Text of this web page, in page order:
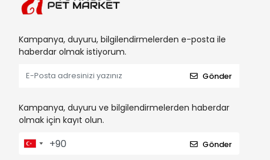
Kampanya, duyuru, bilgilendirmelerden e-posta ile
haberdar olmak istiyorum.
Gönder
Kampanya, duyuru ve bilgilendirmelerden haberdar
olmak için kayıt olun.
Gönder